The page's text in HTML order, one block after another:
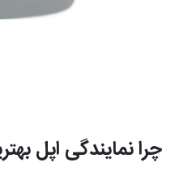
چرا نمایندگی اپل